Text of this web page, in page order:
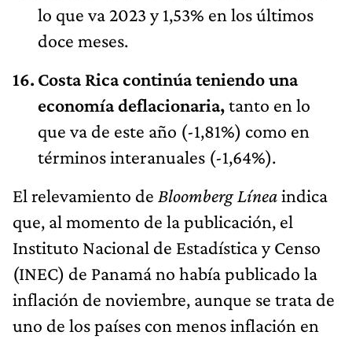
lo que va 2023 y 1,53% en los últimos
doce meses.
Costa Rica continúa teniendo una
economía deflacionaria,tanto en lo
que va de este año (-1,81%) como en
términos interanuales (-1,64%).
El relevamiento de Bloomberg Líneaindica
que, al momento de la publicación, el
Instituto Nacional de Estadística y Censo
(INEC) de Panamá no había publicado la
inflación de noviembre, aunque se trata de
uno de los países con menos inflación en